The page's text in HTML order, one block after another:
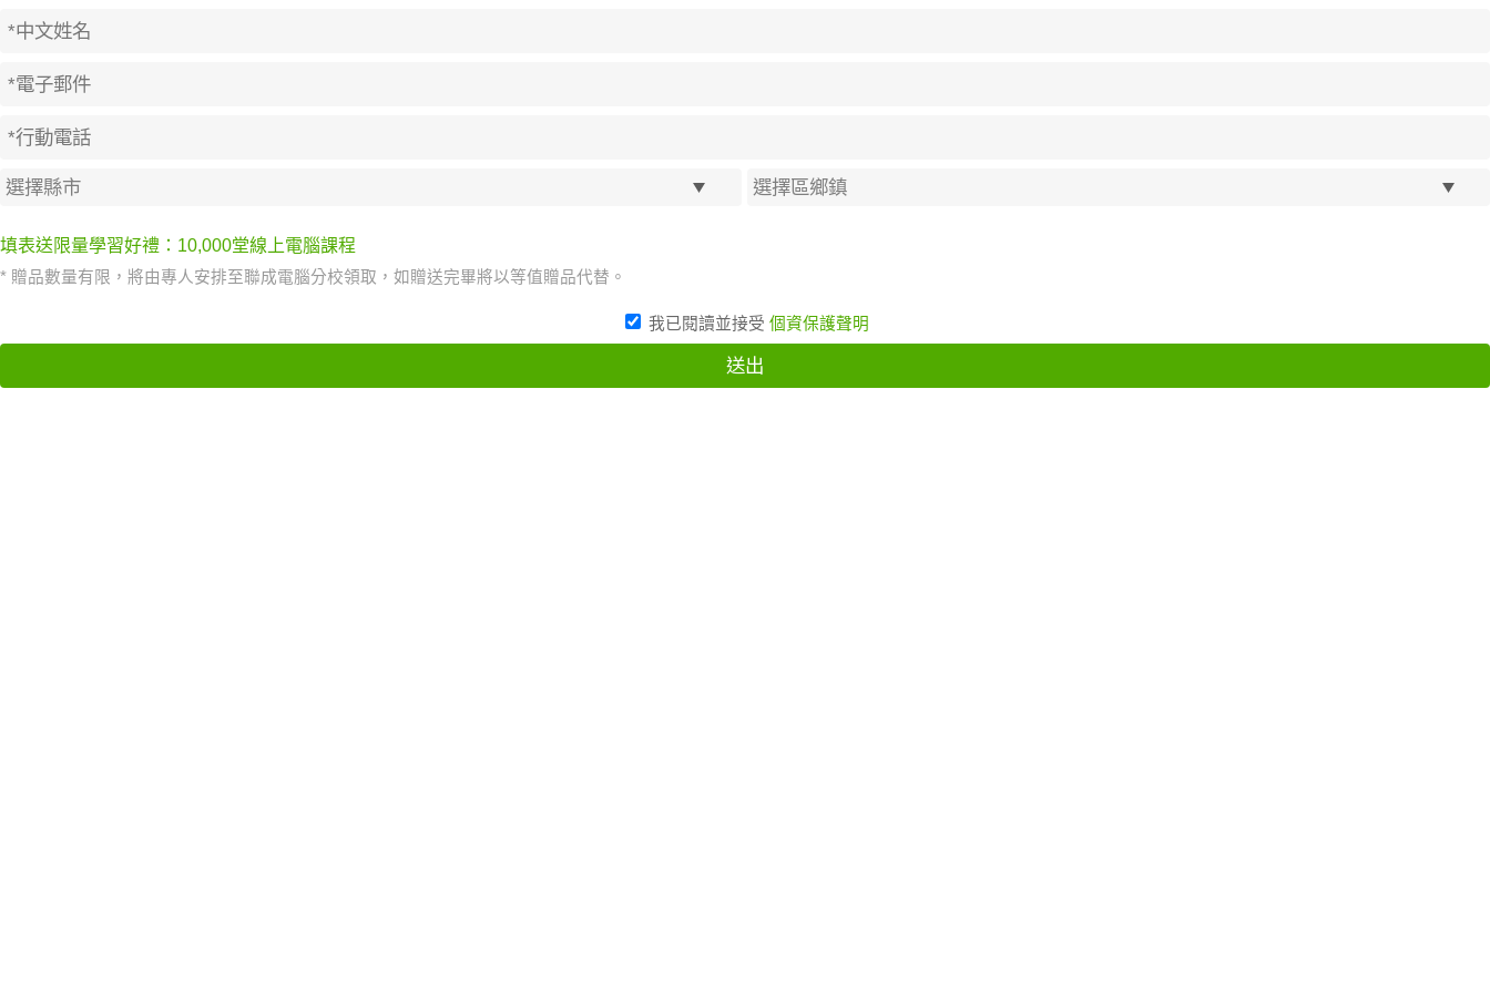
填表送限量學習好禮：10,000堂線上電腦課程
* 贈品數量有限，將由專人安排至聯成電腦分校領取，如贈送完畢將以等值贈品代替。
我已閱讀並接受 個資保護聲明
送出